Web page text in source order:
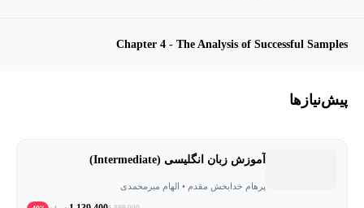
Chapter 4 - The Analysis of Successful Samples
پیش‌نیاز‌ها
آموزش زبان انگلیسی (Intermediate)
پرهام خدابخش مقدم • الهام میرمحمدی